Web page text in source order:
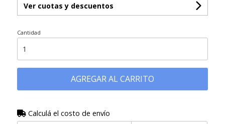
Ver cuotas y descuentos
Cantidad
AGREGAR AL CARRITO
Calculá el costo de envío